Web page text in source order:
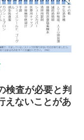
検査が必要と判
えないことがあ